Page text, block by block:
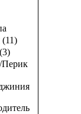
(11)
(3)